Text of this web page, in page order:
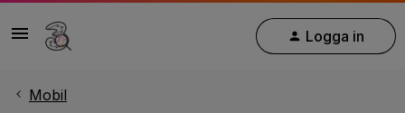
Logga in
Mobil